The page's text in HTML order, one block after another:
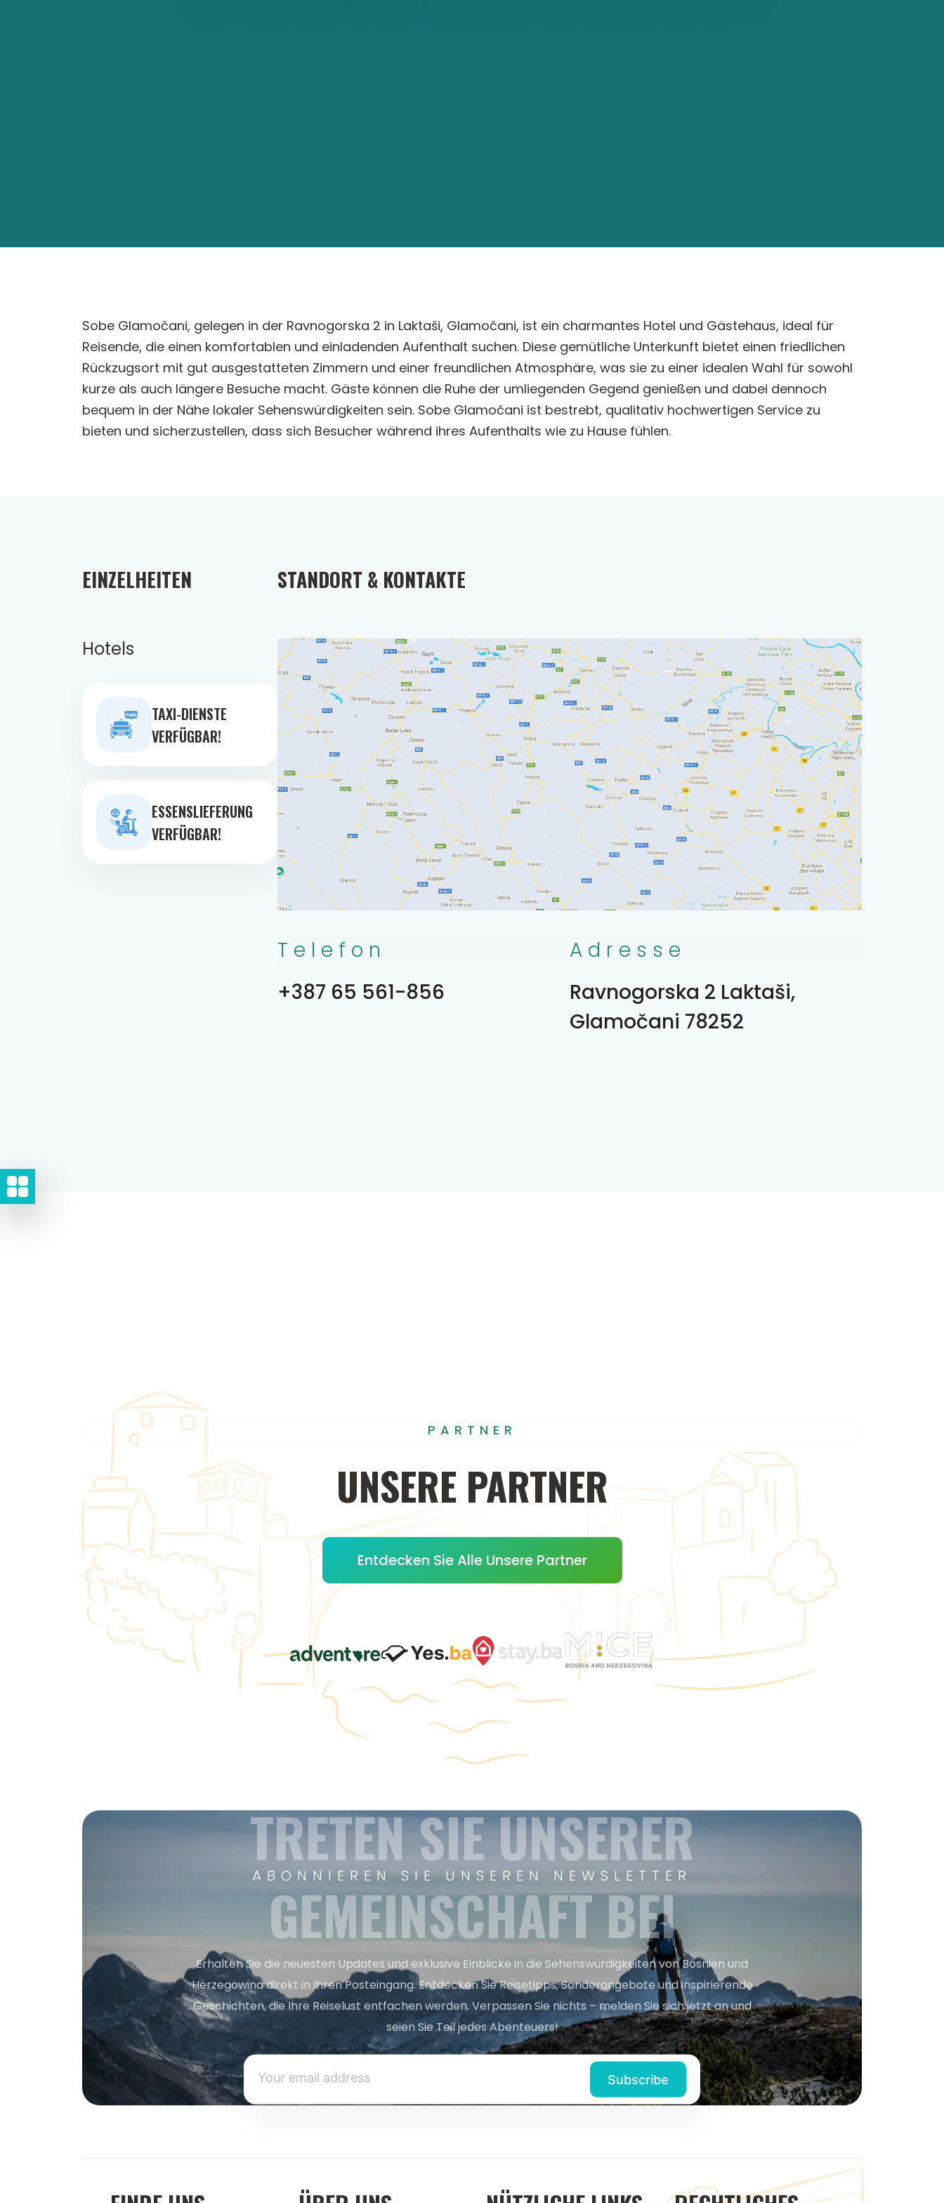
Sobe Glamočani, gelegen in der Ravnogorska 2 in Laktaši, Glamočani, ist ein charmantes Hotel und Gästehaus, ideal für
Reisende, die einen komfortablen und einladenden Aufenthalt suchen. Diese gemütliche Unterkunft bietet einen friedlichen
Rückzugsort mit gut ausgestatteten Zimmern und einer freundlichen Atmosphäre, was sie zu einer idealen Wahl für sowohl
kurze als auch längere Besuche macht. Gäste können die Ruhe der umliegenden Gegend genießen und dabei dennoch
bequem in der Nähe lokaler Sehenswürdigkeiten sein. Sobe Glamočani ist bestrebt, qualitativ hochwertigen Service zu
bieten und sicherzustellen, dass sich Besucher während ihres Aufenthalts wie zu Hause fühlen.
EINZELHEITEN
Hotels
TAXI-DIENSTE
VERFÜGBAR!
ESSENSLIEFERUNG
VERFÜGBAR!
STANDORT & KONTAKTE
Telefon
+387 65 561-856
Adresse
Ravnogorska 2 Laktaši,
Glamočani 78252
PARTNER
UNSERE PARTNER
Entdecken Sie Alle Unsere Partner
ABONNIEREN SIE UNSEREN NEWSLETTER
TRETEN SIE UNSERER
GEMEINSCHAFT BEI
Erhalten Sie die neuesten Updates und exklusive Einblicke in die Sehenswürdigkeiten von Bosnien und
Herzegowina direkt in Ihren Posteingang. Entdecken Sie Reisetipps, Sonderangebote und inspirierende
Geschichten, die Ihre Reiselust entfachen werden. Verpassen Sie nichts – melden Sie sich jetzt an und
seien Sie Teil jedes Abenteuers!